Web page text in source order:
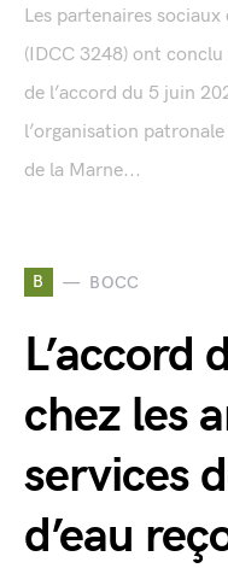
Les partenaires
(IDCC 3248) ont conclu
de l’accord du 5 juin
l’organisation
de la Marne...
B BOCC
L’accord
chez les
services
d’eau